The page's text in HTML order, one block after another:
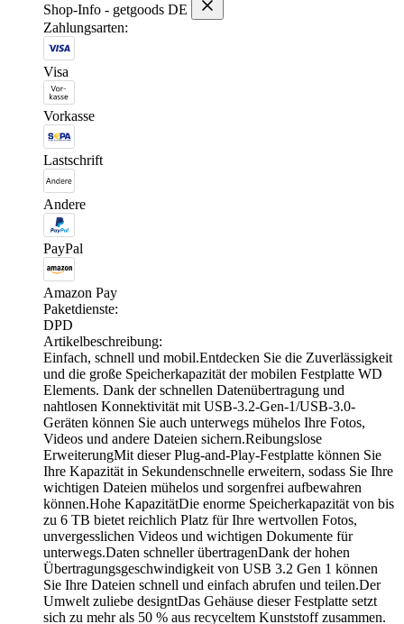
Shop-Info - getgoods DE
Zahlungsarten:
Visa
Vorkasse
Lastschrift
Andere
PayPal
Amazon Pay
Paketdienste:
DPD
Artikelbeschreibung:
Einfach, schnell und mobil.Entdecken Sie die Zuverlässigkeit
und die große Speicherkapazität der mobilen Festplatte WD
Elements. Dank der schnellen Datenübertragung und
nahtlosen Konnektivität mit USB-3.2-Gen-1/USB-3.0-
Geräten können Sie auch unterwegs mühelos Ihre Fotos,
Videos und andere Dateien sichern.Reibungslose
ErweiterungMit dieser Plug-and-Play-Festplatte können Sie
Ihre Kapazität in Sekundenschnelle erweitern, sodass Sie Ihre
wichtigen Dateien mühelos und sorgenfrei aufbewahren
können.Hohe KapazitätDie enorme Speicherkapazität von bis
zu 6 TB bietet reichlich Platz für Ihre wertvollen Fotos,
unvergesslichen Videos und wichtigen Dokumente für
unterwegs.Daten schneller übertragenDank der hohen
Übertragungsgeschwindigkeit von USB 3.2 Gen 1 können
Sie Ihre Dateien schnell und einfach abrufen und teilen.Der
Umwelt zuliebe designtDas Gehäuse dieser Festplatte setzt
sich zu mehr als 50 % aus recyceltem Kunststoff zusammen.